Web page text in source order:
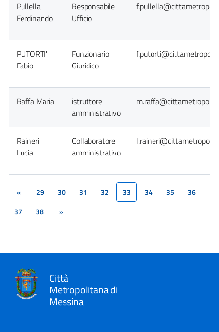
Pullella
Ferdinando
Responsabile
Ufficio
PUTORTI'
Fabio
Funzionario
Giuridico
Raffa Maria
istruttore
amministrativo
Raineri
Lucia
Collaboratore
amministrativo
« 29 30 31 32 33(current)
34 35
36
37
38 »
Città
Metropolitana di
Messina